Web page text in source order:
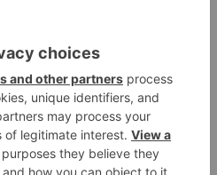
buscará una
en el Burgos CF con el
dirigido por Jon